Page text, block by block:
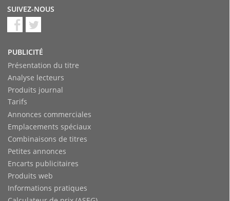
PUBLICITÉ
Présentation du titre
Analyse lecteurs
Produits journal
Tarifs
Annonces commerciales
Emplacements spéciaux
Combinaisons de titres
Petites annonces
Encarts publicitaires
Produits web
Informations pratiques
SUIVEZ-NOUS